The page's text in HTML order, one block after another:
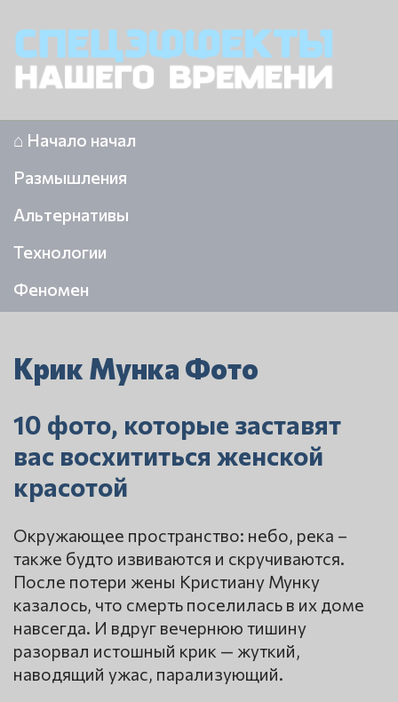
⌂ Начало начал
Размышления
Альтернативы
Технологии
Феномен
Крик Мунка Фото
10 фото, которые заставят
вас восхититься женской
красотой
Окружающее пространство: небо, река –
также будто извиваются и скручиваются.
После потери жены Кристиану Мунку
казалось, что смерть поселилась в их доме
навсегда. И вдруг вечернюю тишину
разорвал истошный крик — жуткий,
наводящий ужас, парализующий.